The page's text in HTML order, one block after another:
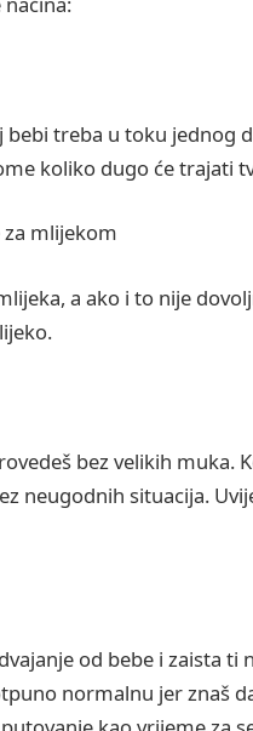
treba u toku jednog
koliko dugo će trajati
mlijekom
a ako i to nije
bez velikih muka.
neugodnih situacija.
od bebe i zaista ti
normalnu jer znaš